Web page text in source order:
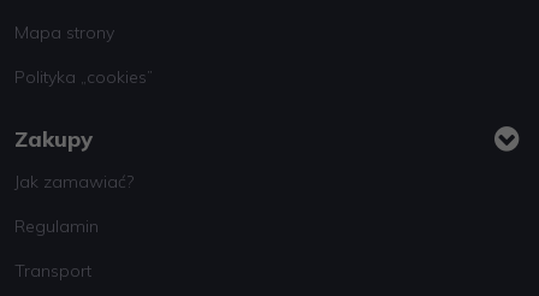
Mapa strony
Polityka „cookies”
Zakupy
Jak zamawiać?
Regulamin
Transport